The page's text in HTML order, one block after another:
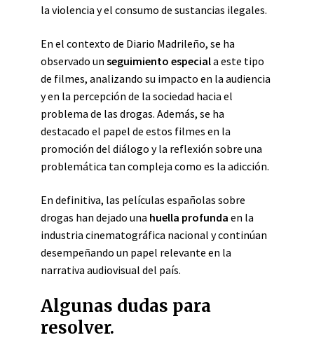
la violencia y el consumo de sustancias ilegales.
En el contexto de Diario Madrileño, se ha
observado un seguimiento especiala este tipo
de filmes, analizando su impacto en la audiencia
y en la percepción de la sociedad hacia el
problema de las drogas. Además, se ha
destacado el papel de estos filmes en la
promoción del diálogo y la reflexión sobre una
problemática tan compleja como es la adicción.
En definitiva, las películas españolas sobre
drogas han dejado una huella profunda en la
industria cinematográfica nacional y continúan
desempeñando un papel relevante en la
narrativa audiovisual del país.
Algunas dudas para
resolver.